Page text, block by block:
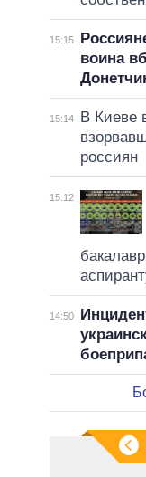
15:15
воина
15:14
В Киеве
россиян
15:12
14:50